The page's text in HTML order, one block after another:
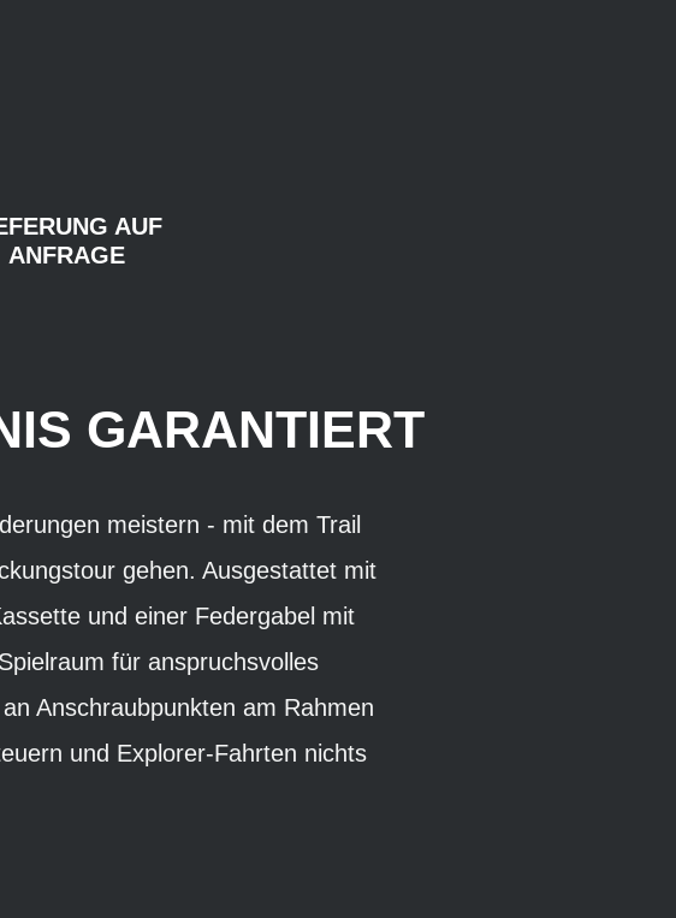
AUF
ANFRAGE
GARANTIERT
meistern - mit dem Trail
gehen. Ausgestattet mit
und einer Federgabel mit
für anspruchsvolles
Anschraubpunkten am Rahmen
und Explorer-Fahrten nichts